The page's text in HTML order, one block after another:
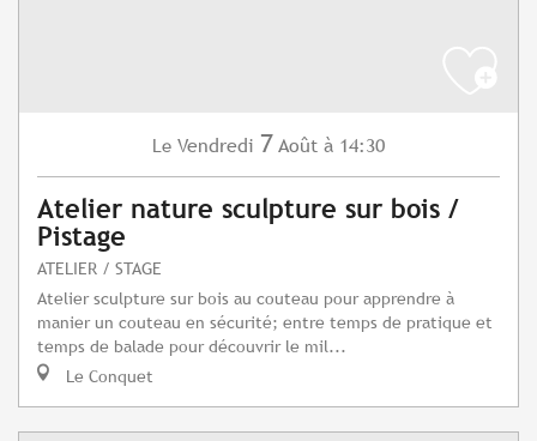
Le Vendredi 7 Août à 14:30
Atelier nature sculpture sur bois /
Pistage
ATELIER / STAGE
Atelier sculpture sur bois au couteau pour apprendre à
manier un couteau en sécurité; entre temps de pratique et
temps de balade pour découvrir le mil...
Le Conquet